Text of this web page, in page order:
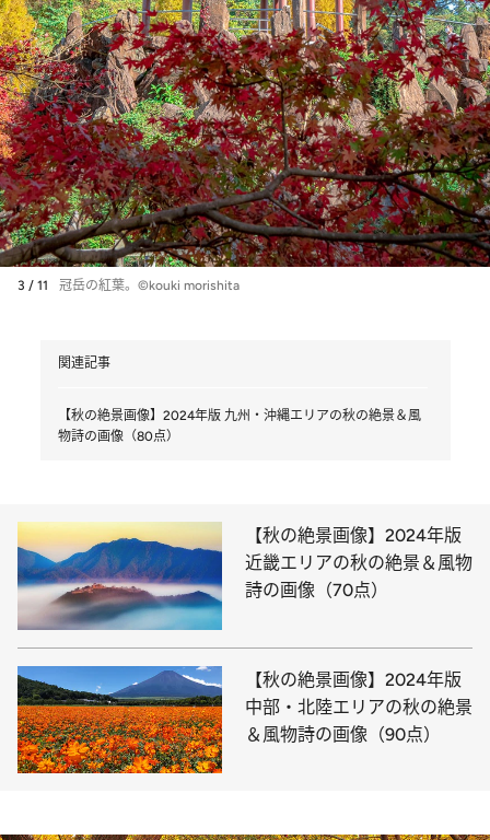
3 / 11 冠岳の紅葉。©kouki morishita
関連記事
【秋の絶景画像】2024年版 九州・沖縄エリアの秋の絶景＆風
物詩の画像（80点）
【秋の絶景画像】2024年版
近畿エリアの秋の絶景＆風物
詩の画像（70点）
【秋の絶景画像】2024年版
中部・北陸エリアの秋の絶景
＆風物詩の画像（90点）